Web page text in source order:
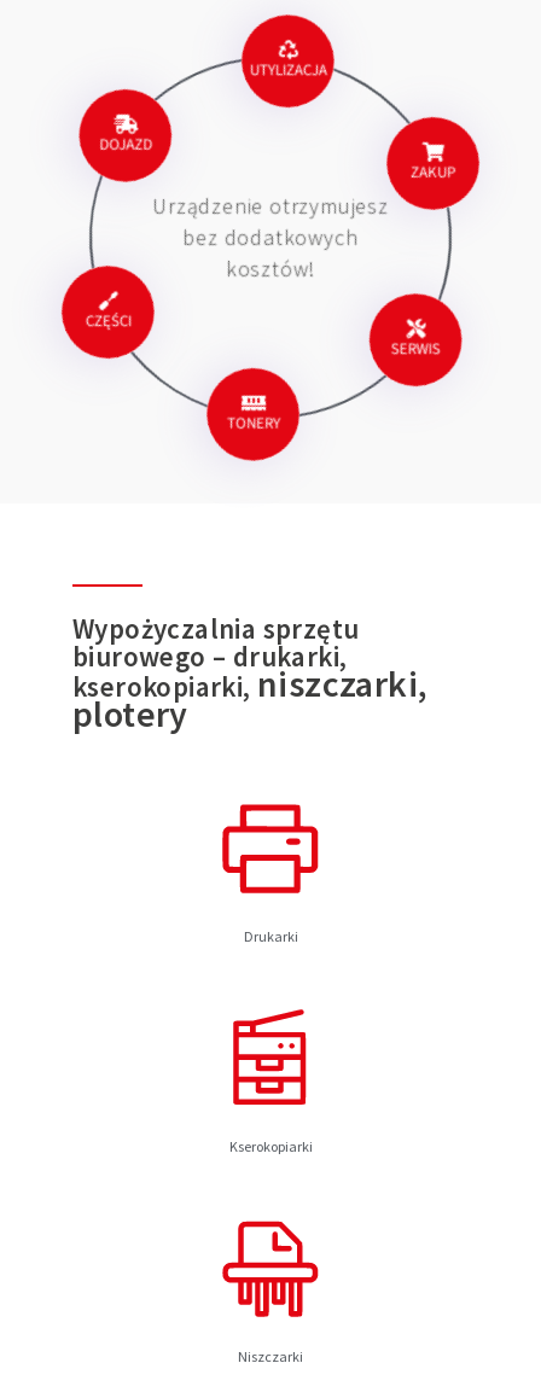
ZAKUP
Urządzenie otrzymujesz
bez dodatkowych
kosztów!
SERWIS
TONERY
CZĘŚCI
DOJAZD
UTYLIZACJA
Wypożyczalnia sprzętu
biurowego – drukarki,
kserokopiarki, niszczarki,
plotery
Drukarki
Kserokopiarki
Niszczarki